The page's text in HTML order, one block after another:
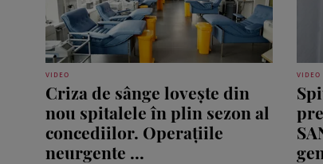
VIDEO
Criza de sânge lovește din
nou spitalele în plin sezon al
concediilor. Operațiile
neurgente ...
VIDEO